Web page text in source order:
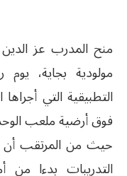
منح المدرب عز
مولودية بجاية،
التطبيقية التي
فوق أرضية ملعب
حيث من المرتقب أن
التدريبات بدءا